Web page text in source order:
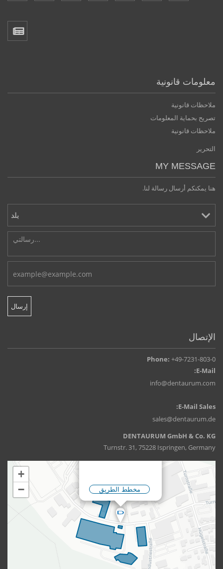
معلومات قانونية
ملاحظات قانونية
تصريح بحماية المعلومات
ملاحظات قانونية
التحرير
MY MESSAGE
هنا يمكنكم أرسال رسالة لنا.
الإتصال
Phone: +49-7231-803-0
E-Mail:
info@dentaurum.com
E-Mail Sales:
sales@dentaurum.de
DENTAURUM GmbH & Co. KG
Turnstr. 31, 75228 Ispringen, Germany